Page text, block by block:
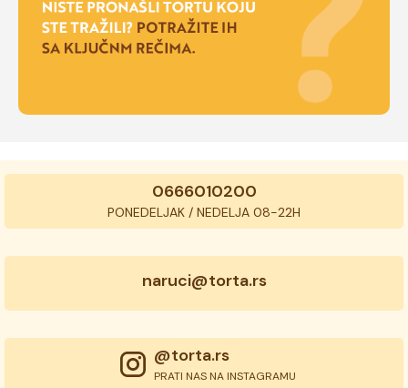
0666010200
PONEDELJAK / NEDELJA 08-22H
naruci@torta.rs
@torta.rs
PRATI NAS NA INSTAGRAMU